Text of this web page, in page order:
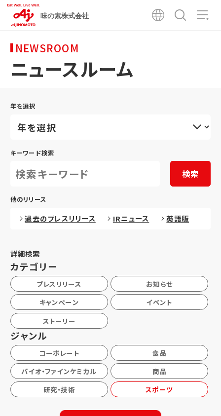
味の素株式会社
NEWSROOM
ニュースルーム
年を選択
キーワード検索
検索
他のリリース
過去のプレスリリース IRニュース 英語版
詳細検索
カテゴリー
プレスリリース
お知らせ
キャンペーン
イベント
ストーリー
ジャンル
コーポレート
食品
バイオ・ファインケミカル
商品
研究・技術
スポーツ